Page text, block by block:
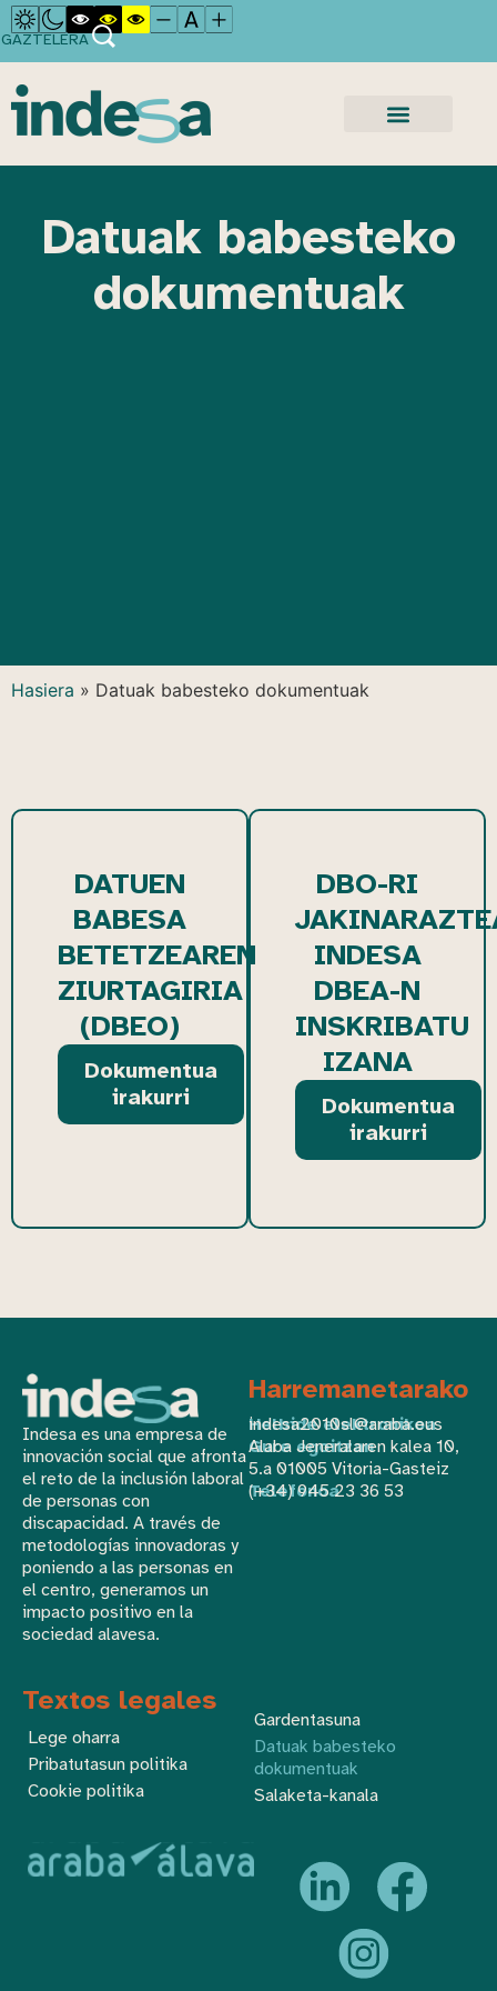
GAZTELERA
Datuak babesteko
dokumentuak
Hasiera » Datuak babesteko dokumentuak
DATUEN
BABESA
BETETZEAREN
ZIURTAGIRIA
(DBEO)
Dokumentua
irakurri
DBO-RI
INDESA
DBEA-N
INSKRIBATU
IZANA
Dokumentua
irakurri
Indesa es una empresa de
innovación social que afronta
el reto de la inclusión laboral
de personas con
discapacidad. A través de
metodologías innovadoras y
poniendo a las personas en
el centro, generamos un
impacto positivo en la
sociedad alavesa.
Harremanetarako
Helbide elektronikoa
indesa2010sl@araba.eus
Gure egoitzan
Alaba Jeneralaren kalea 10,
5.a 01005 Vitoria-Gasteiz
Telefonoa
(+34) 945 23 36 53
Textos legales
Lege oharra
Pribatutasun politika
Cookie politika
Gardentasuna
Datuak babesteko
dokumentuak
Salaketa-kanala